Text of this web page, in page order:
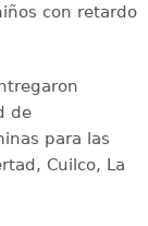
con retardo
de
para las
Cuilco, La